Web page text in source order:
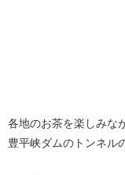
各地のお茶を楽しみな
豊平峡ダムのトンネル